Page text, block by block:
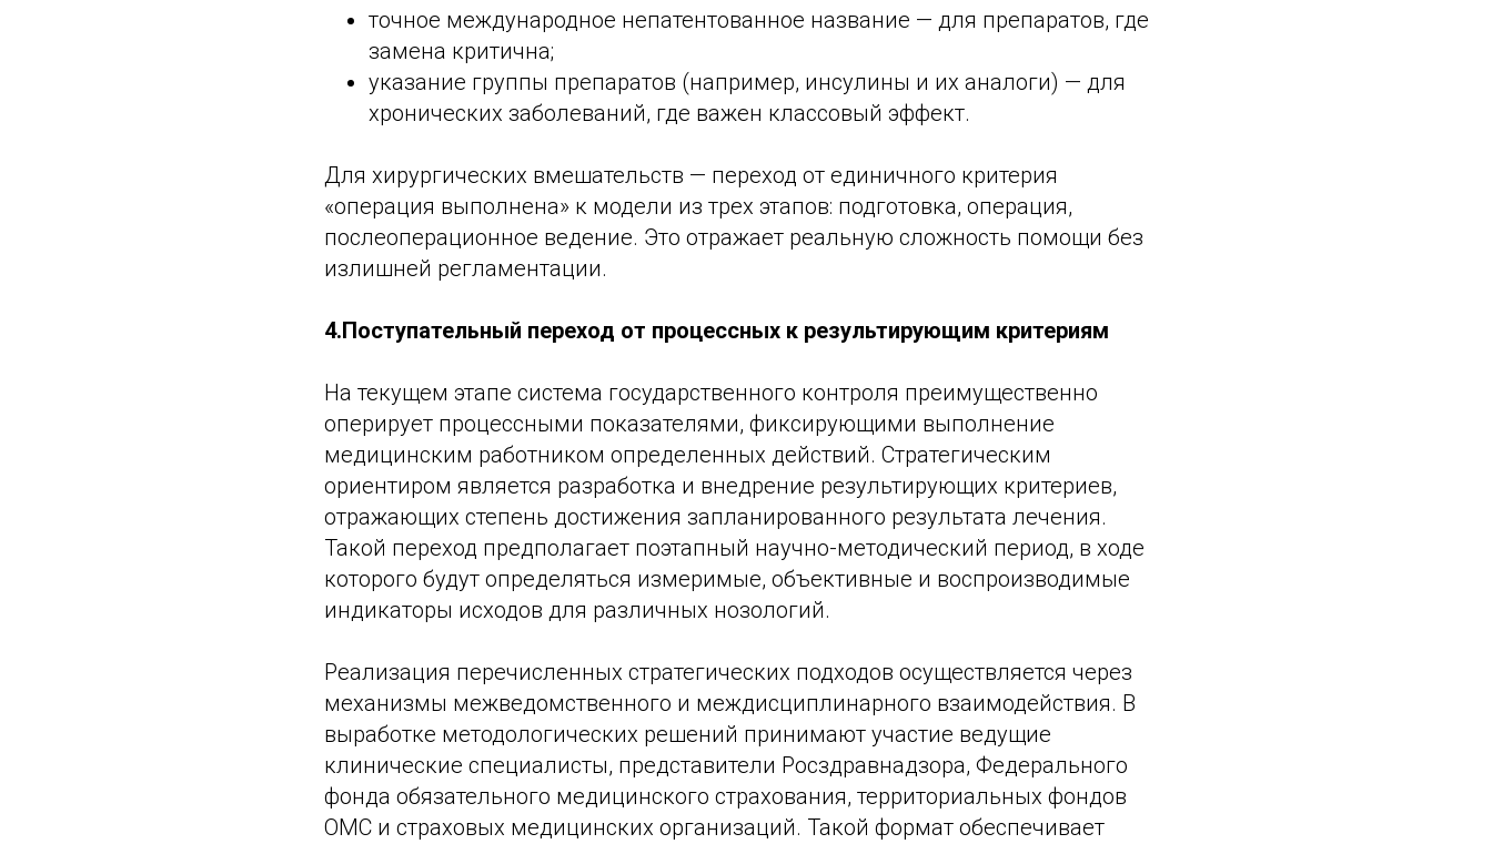
точное международное непатентованное название — для препаратов, где
замена критична;
указание группы препаратов (например, инсулины и их аналоги) — для
хронических заболеваний, где важен классовый эффект.
Для хирургических вмешательств — переход от единичного критерия
«операция выполнена» к модели из трех этапов: подготовка, операция,
послеоперационное ведение. Это отражает реальную сложность помощи без
излишней регламентации.
4.Поступательный переход от процессных к результирующим критериям
На текущем этапе система государственного контроля преимущественно
оперирует процессными показателями, фиксирующими выполнение
медицинским работником определенных действий. Стратегическим
ориентиром является разработка и внедрение результирующих критериев,
отражающих степень достижения запланированного результата лечения.
Такой переход предполагает поэтапный научно-методический период, в ходе
которого будут определяться измеримые, объективные и воспроизводимые
индикаторы исходов для различных нозологий.
Реализация перечисленных стратегических подходов осуществляется через
механизмы межведомственного и междисциплинарного взаимодействия. В
выработке методологических решений принимают участие ведущие
клинические специалисты, представители Росздравнадзора, Федерального
фонда обязательного медицинского страхования, территориальных фондов
ОМС и страховых медицинских организаций. Такой формат обеспечивает